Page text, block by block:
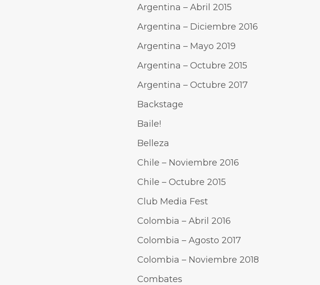
Argentina – Abril 2015
Argentina – Diciembre 2016
Argentina – Mayo 2019
Argentina – Octubre 2015
Argentina – Octubre 2017
Backstage
Baile!
Belleza
Chile – Noviembre 2016
Chile – Octubre 2015
Club Media Fest
Colombia – Abril 2016
Colombia – Agosto 2017
Colombia – Noviembre 2018
Combates